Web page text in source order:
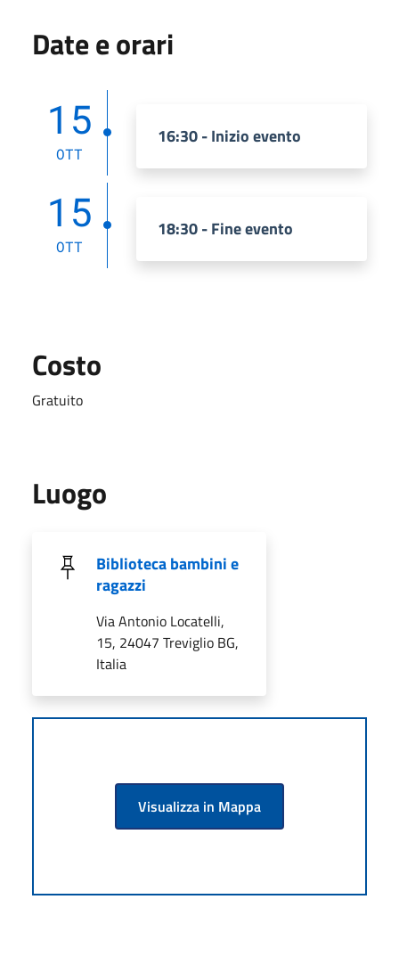
Date e orari
15
OTT
16:30 - Inizio evento
15
OTT
18:30 - Fine evento
Costo
Gratuito
Luogo
Biblioteca bambini e
ragazzi
Via Antonio Locatelli,
15, 24047 Treviglio BG,
Italia
Visualizza in Mappa